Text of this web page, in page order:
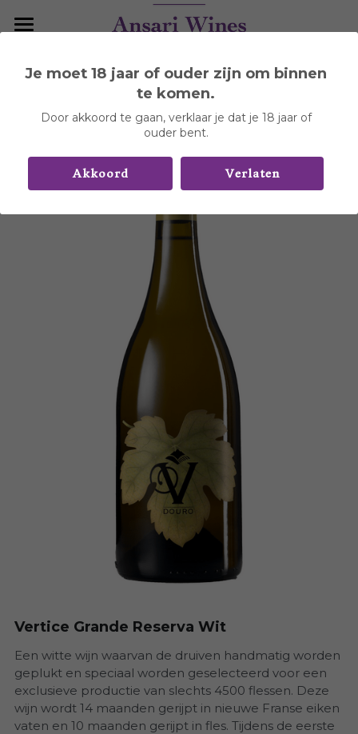
Aldeia de Cima
Arvad
Casa Ermelinda Freitas
DYR Collection
0%, Adega Silva Salgado
Madeira Vintners
Herdade da Ajuda Nova
Herdade Do Arrepiado Velho
Herdade Torre do Frade
Monte Dos Perdigoes
Quinta Vale Dona Maria
Villa Alvor
Over Portugal
Contact
Contact
Vertice Grande Reserva Wit
Een witte wijn waarvan de druiven handmatig worden
geplukt en speciaal worden geselecteerd voor een
exclusieve productie van slechts 4500 flessen. Deze
wijn wordt 14 maanden gerijpt in nieuwe Franse eiken
vaten en 10 maanden gerijpt in fles. Tijdens de eerste
Je moet 18 jaar of ouder zijn om binnen
te komen.
Door akkoord te gaan, verklaar je dat je 18 jaar of
ouder bent.
Akkoord Verlaten